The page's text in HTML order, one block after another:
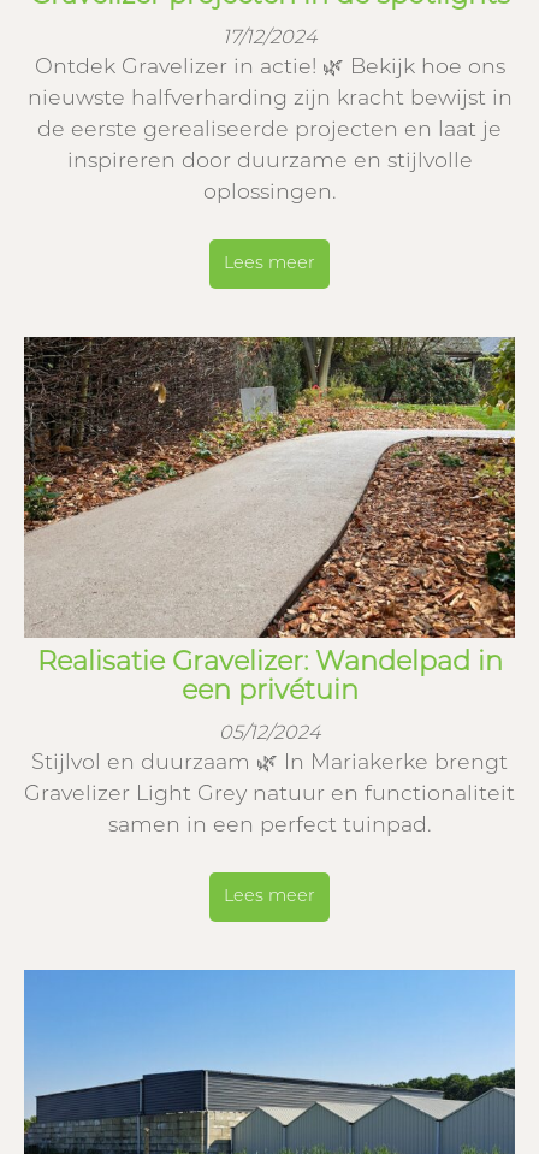
17/12/2024
Ontdek Gravelizer in actie! 🌿 Bekijk hoe ons
nieuwste halfverharding zijn kracht bewijst in
de eerste gerealiseerde projecten en laat je
inspireren door duurzame en stijlvolle
oplossingen.
Lees meer
Realisatie Gravelizer: Wandelpad in
een privétuin
05/12/2024
Stijlvol en duurzaam 🌿 In Mariakerke brengt
Gravelizer Light Grey natuur en functionaliteit
samen in een perfect tuinpad.
Lees meer